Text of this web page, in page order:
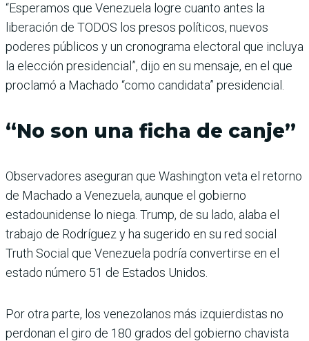
“Esperamos que Venezuela logre cuanto antes la
liberación de TODOS los presos políticos, nuevos
poderes públicos y un cronograma electoral que incluya
la elección presidencial”, dijo en su mensaje, en el que
proclamó a Machado “como candidata” presidencial.
“No son una ficha de canje”
Observadores aseguran que Washington veta el retorno
de Machado a Venezuela, aunque el gobierno
estadounidense lo niega. Trump, de su lado, alaba el
trabajo de Rodríguez y ha sugerido en su red social
Truth Social que Venezuela podría convertirse en el
estado número 51 de Estados Unidos.
Por otra parte, los venezolanos más izquierdistas no
perdonan el giro de 180 grados del gobierno chavista